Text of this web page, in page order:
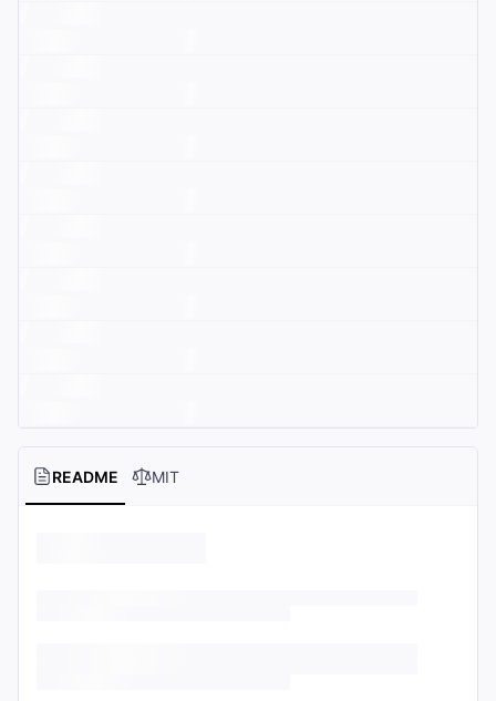
README MIT